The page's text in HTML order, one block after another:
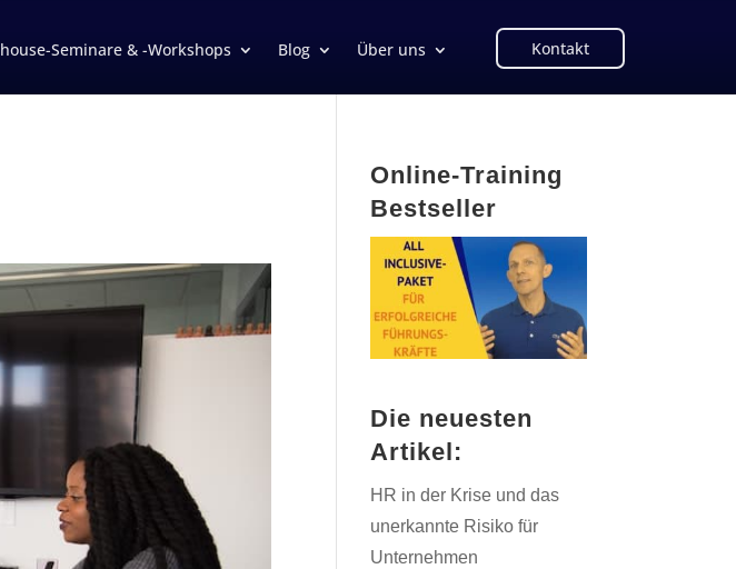
Seminare & -Workshops Blog Über uns Kontakt
Online-Training
Bestseller
Die neuesten
Artikel:
HR in der Krise und das
unerkannte Risiko für
Unternehmen